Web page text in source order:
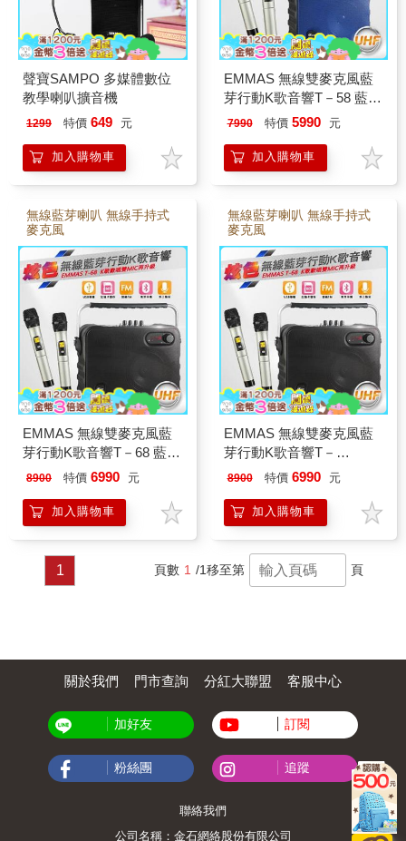
聲寶SAMPO 多媒體數位
教學喇叭擴音機
1299 特價 649 元
加入購物車
EMMAS 無線雙麥克風藍
芽行動K歌音響T－58 藍 T
－58（藍）
7990 特價 5990 元
加入購物車
無線藍芽喇叭 無線手持式
麥克風
EMMAS 無線雙麥克風藍
芽行動K歌音響T－68 藍 T
－68（藍）
8900 特價 6990 元
加入購物車
無線藍芽喇叭 無線手持式
麥克風
EMMAS 無線雙麥克風藍
芽行動K歌音響T－
68（黑）
8900 特價 6990 元
加入購物車
1 頁數 1 /1移至第 頁
關於我們 門市查詢 分紅大聯盟 客服中心
加好友 訂閱
粉絲團 追蹤
聯絡我們
公司名稱：金石網絡股份有限公司